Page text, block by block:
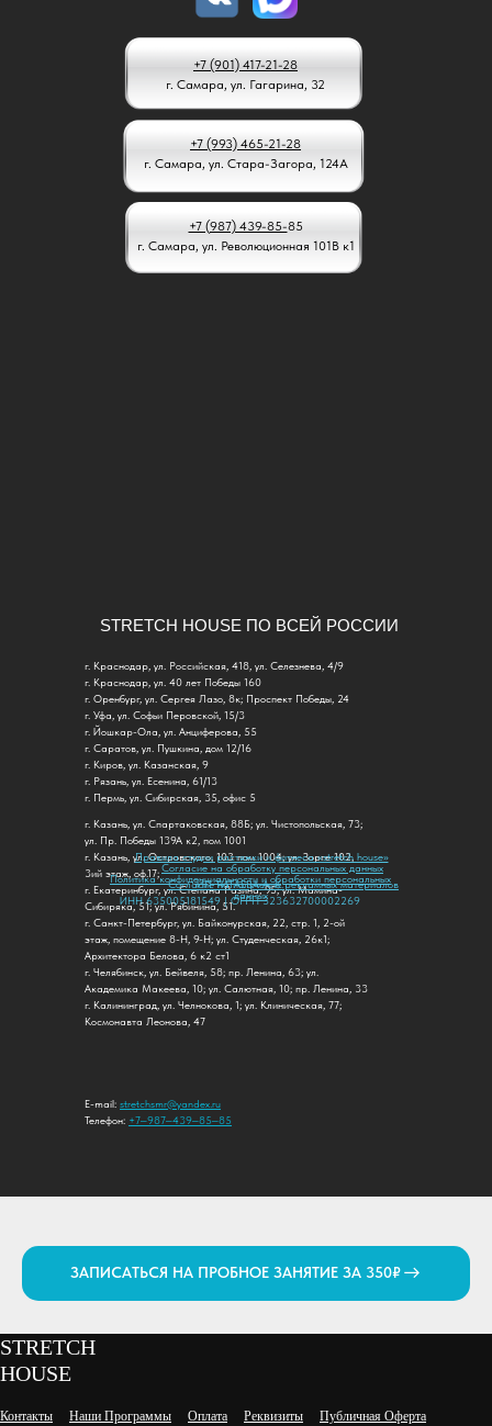
+7 (901) 417-21-28
г. Самара, ул. Гагарина, 32
г. Казань, ул. Спартаковская, 88Б; ул. Чистопольская, 73;
ул. Пр. Победы 139А к2, пом 1001
г. Казань, ул. Островского, 103 пом 1004; ул. Зорге 102,
3ий этаж, оф.17;
г. Екатеринбург, ул. Степана Разина, 95; ул. Мамина-
Сибиряка, 51; ул. Рябинина, 51.
г. Санкт-Петербург, ул. Байконурская, 22, стр. 1, 2-ой
этаж, помещение 8-Н, 9-Н; ул. Студенческая, 26к1; ​
Архитектора Белова, 6 к2 ст1
г. Челябинск, ул. Бейвеля, 58; пр. Ленина, 63; ул.
Академика Макеева, 10; ул. Салютная, 10; пр. Ленина, 33
г. Калининград, ул. Челнокова, 1; ул. Клиническая, 77; ​
Космонавта Леонова, 47
E-mail: stretchsmr@yandex.ru
Телефон: +7‒987‒439‒85‒85
ИП ТИТАЕВА А. К.
ИНН 635005181549 | ОГРН 323632700002269
Политика конфиденциальности и обработки персональных
данных
Правила студии растяжки и фитнеса «stretch house»
Согласие на обработку персональных данных
Согласие на получение рекламных материалов
г. Краснодар, ул. Российская, 418, ул. Селезнева, 4/9
г. Краснодар, ул. 40 лет Победы 160
г. Оренбург, ул. Сергея Лазо, 8к; ​Проспект Победы, 24
г. Уфа, ул. Софьи Перовской, 15/3
г. Йошкар-Ола, ул. Анциферова, 55
г. Саратов, ул. Пушкина, дом 12/16
г. Киров, ул. Казанская, 9
г. Рязань, ул. Есенина, 61/13
г. Пермь, ул. Сибирская, 35, офис 5
+7 (993) 465-21-28
г. Самара, ул. Стара-Загора, 124А
+7 (987) 439-85-85
г. Самара, ул. Революционная 101В к1
STRETCH HOUSE ПО ВСЕЙ РОССИИ
ЗАПИСАТЬСЯ НА ПРОБНОЕ ЗАНЯТИЕ ЗА 350₽
STRETCH
HOUSE
Контакты Наши Программы Оплата Реквизиты Публичная Оферта